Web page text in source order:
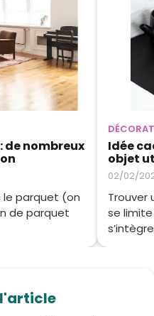
de nombreux
le parquet (on
de parquet
Idée
objet
02/02/
Trouver
se limite